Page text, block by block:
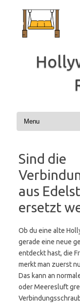
Inhalt
springen
Sind die
aus
ersetzt
Ob du eine alte
gerade eine neue
entdeckt hast, die
merkt man zuerst
Das kann an
oder Meeresluft